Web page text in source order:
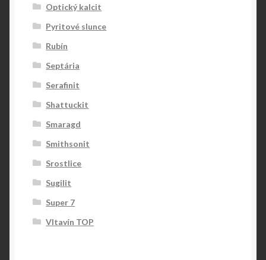
Optický kalcit
Pyritové slunce
Rubín
Septária
Serafinit
Shattuckit
Smaragd
Smithsonit
Srostlice
Sugilit
Super 7
Vltavín TOP